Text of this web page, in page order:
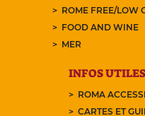
ROME FREE/LOW
FOOD AND WINE
MER
INFOS UTILES
ROMA
CARTES ET